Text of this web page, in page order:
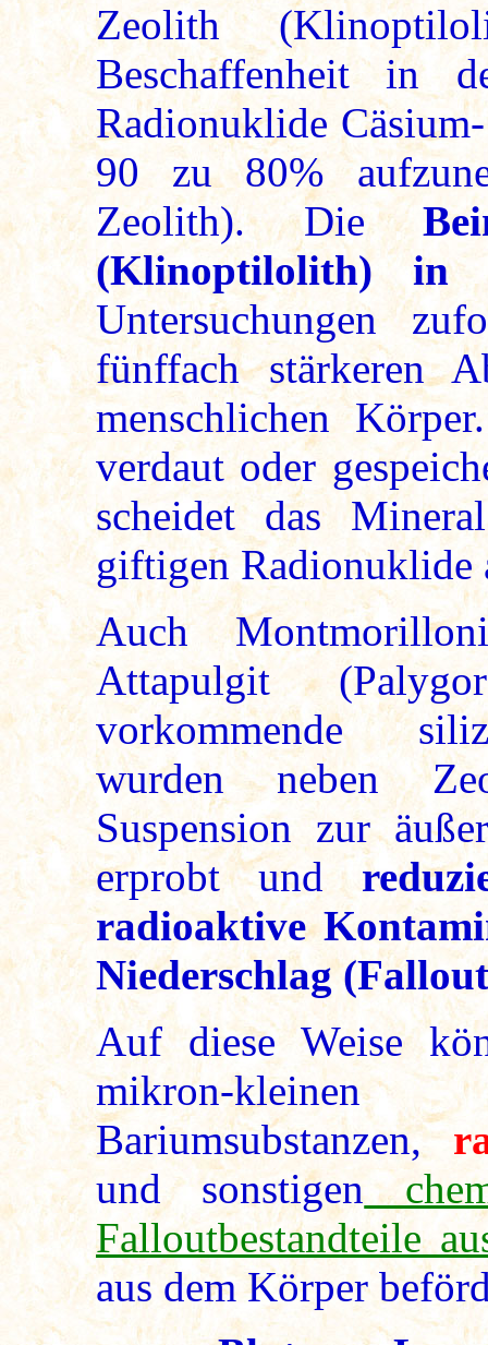
Zeolith
Beschaffenheit in
Radionuklide
90 zu 80%
Zeolith). Die
(Klinoptilolith) in
Untersuchungen
fünffach stärkeren
menschlichen
verdaut oder
scheidet das
giftigen Radionuklide
Auch
Attapulgit
vorkommende
wurden neben
Suspension zur
erprobt und
radioaktive
Niederschlag
Auf diese Weise
mikron-kleinen
Bariumsubstanzen,
und sonstigen
Falloutbestandteile
aus dem Körper